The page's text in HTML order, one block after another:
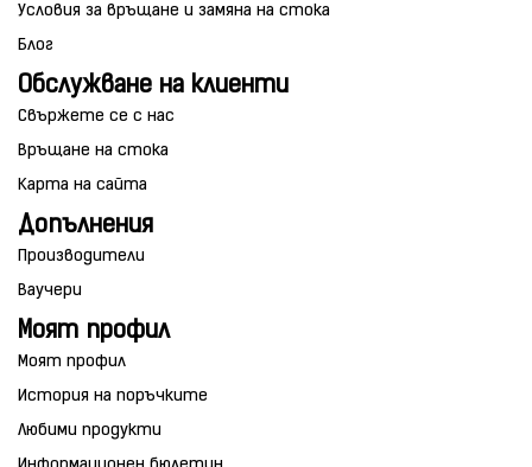
Условия за връщане и замяна на стока
Блог
Обслужване на клиенти
Свържете се с нас
Връщане на стока
Карта на сайта
Допълнения
Производители
Ваучери
Моят профил
Моят профил
История на поръчките
Любими продукти